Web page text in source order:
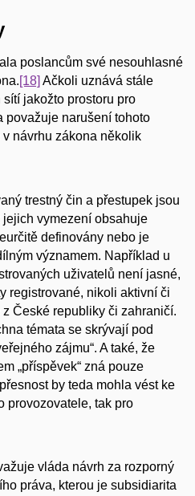
poslancům své nesouhlasné
[18] Ačkoli uznává stále
jakožto prostoru pro
považuje narušení tohoto
návrhu zákona několik
trestný čin a přestupek jsou
vymezení obsahuje
definovány nebo je
významem. Například u
uživatelů není jasné,
registrované, nikoli aktivní či
České republiky či zahraničí.
témata se skrývají pod
zájmu“. A také, že
„příspěvek“ zná pouze
by teda mohla vést ke
provozovatele, tak pro
vláda návrh za rozporný
práva, kterou je subsidiarita